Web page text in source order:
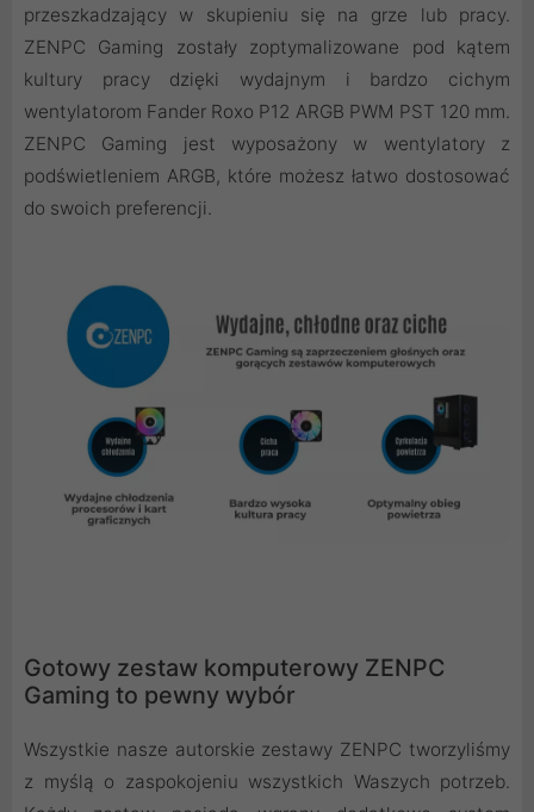
przeszkadzający w skupieniu się na grze lub pracy.
ZENPC Gaming zostały zoptymalizowane pod kątem
kultury pracy dzięki wydajnym i bardzo cichym
wentylatorom Fander Roxo P12 ARGB PWM PST 120 mm.
ZENPC Gaming jest wyposażony w wentylatory z
podświetleniem ARGB, które możesz łatwo dostosować
do swoich preferencji.
Gotowy zestaw komputerowy ZENPC
Gaming to pewny wybór
Wszystkie nasze autorskie zestawy ZENPC tworzyliśmy
z myślą o zaspokojeniu wszystkich Waszych potrzeb.